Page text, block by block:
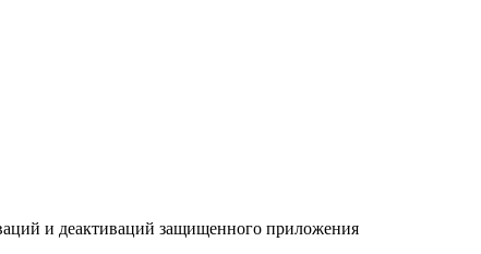
и деактиваций защищенного приложения